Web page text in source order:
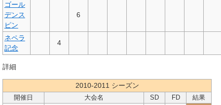
ゴール
デンス
ピン
6
ネペラ
記念
4
詳細
2010-2011 シーズン
開催日 大会名 SD FD 結果